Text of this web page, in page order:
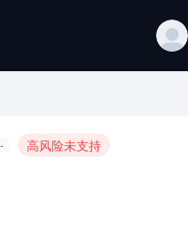
高风险未支持